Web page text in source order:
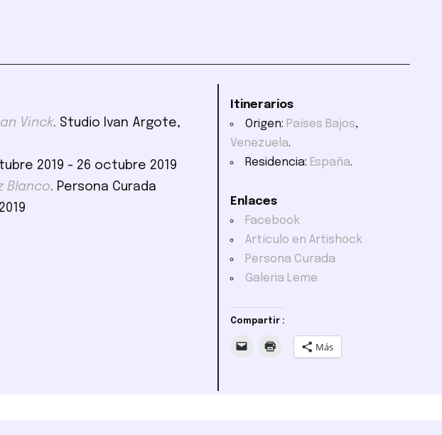
Vinck. Studio Ivan Argote,
2019 - 26 octubre 2019
Blanco. Persona Curada
Itinerarios
Origen: Países Bajos,
Venezuela.
Residencia: España.
Enlaces
Facebook
Artículo en Artishock
Persona Curada
Galeria Leme
Compartir :
Más